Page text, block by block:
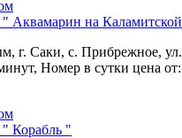
" Аквамарин на
г. Саки, с. Прибрежное,
Номер в сутки цена
" Корабль "